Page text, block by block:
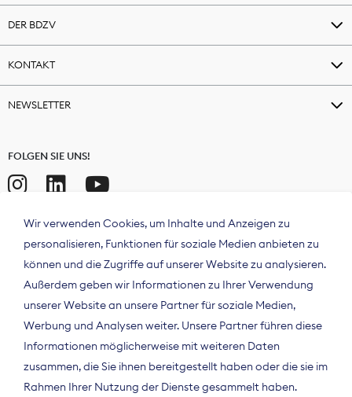
DER BDZV
KONTAKT
NEWSLETTER
FOLGEN SIE UNS!
Der Bundesverband Digitalpublisher und
Wir verwenden Cookies, um Inhalte und Anzeigen zu
personalisieren, Funktionen für soziale Medien anbieten zu
können und die Zugriffe auf unserer Website zu analysieren.
Außerdem geben wir Informationen zu Ihrer Verwendung
unserer Website an unsere Partner für soziale Medien,
Werbung und Analysen weiter. Unsere Partner führen diese
Informationen möglicherweise mit weiteren Daten
zusammen, die Sie ihnen bereitgestellt haben oder die sie im
Rahmen Ihrer Nutzung der Dienste gesammelt haben.